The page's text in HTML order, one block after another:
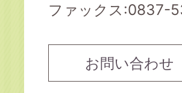
ファックス:0837-
お問い合わせ